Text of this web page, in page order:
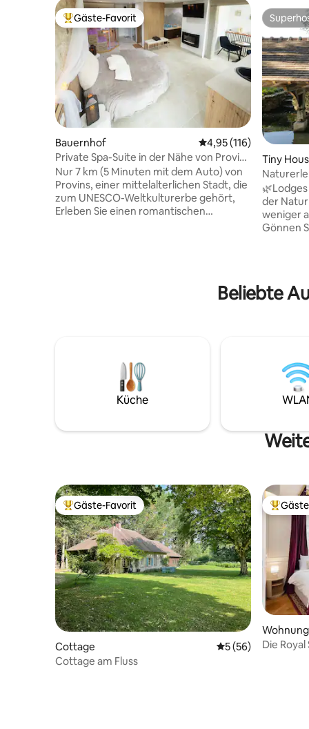
Beliebter Gäste-Favorit.
Gäste-Favorit
Bauernhof Durchschnittliche
4,95 (116)
Private Spa-Suite in der Nähe von Provins
– Jacuzzi Sauna
Nur 7 km (5 Minuten mit dem Auto) von
Provins, einer mittelalterlichen Stadt, die
zum UNESCO-Weltkulturerbe gehört,
Erleben Sie einen romantischen
Gîtes de France klassifiziert ist, mit einer
und zeitlosen Aufenthalt in der Nähe von
Provins vereint
Tiny
der
weniger
Gönnen
ein
und das
Beliebte
Küche
Beliebter Gäste-Favorit.
Gäste-Favorit
Cottage Durchschnittliche
5 (56)
Cottage am Fluss
Wohnung
Die